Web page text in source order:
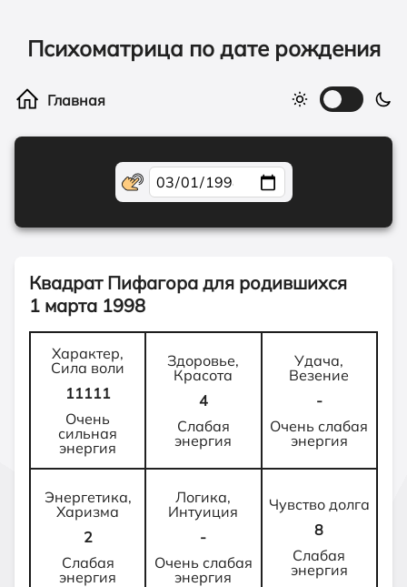
Психоматрица по дате рождения
Квадрат Пифагора для родившихся
1 марта 1998
Характер,
Сила воли
11111
Очень
сильная
энергия
Здоровье,
Красота
4
Слабая
энергия
Удача,
Везение
-
Очень слабая
энергия
Энергетика,
Харизма
2
Слабая
энергия
Логика,
Интуиция
-
Очень слабая
энергия
Чувство долга
8
Слабая
энергия